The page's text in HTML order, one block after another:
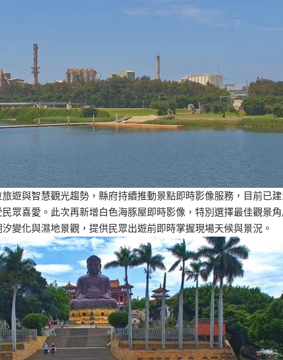
遊與智慧觀光趨勢，縣府持續推動景點即時影像服務，目前已
眾喜愛。此次再新增白色海豚屋即時影像，特別選擇最佳觀景
變化與濕地景觀，提供民眾出遊前即時掌握現場天候與景況。